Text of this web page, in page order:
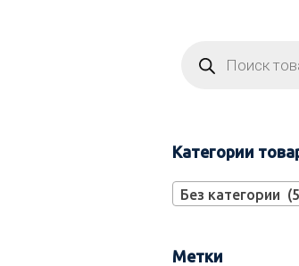
Категории
Без категории
Метки